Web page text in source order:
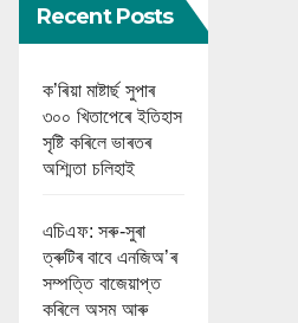
Recent Posts
ক’ৰিয়া মাষ্টাৰ্ছ সুপাৰ
৩০০ খিতাপেৰে ইতিহাস
সৃষ্টি কৰিলে ভাৰতৰ
অশ্মিতা চলিহাই
এচিএফ: সৰু-সুৰা
ত্ৰুটিৰ বাবে এনজিঅ’ৰ
সম্পত্তি বাজেয়াপ্ত
কৰিলে অসম আৰু